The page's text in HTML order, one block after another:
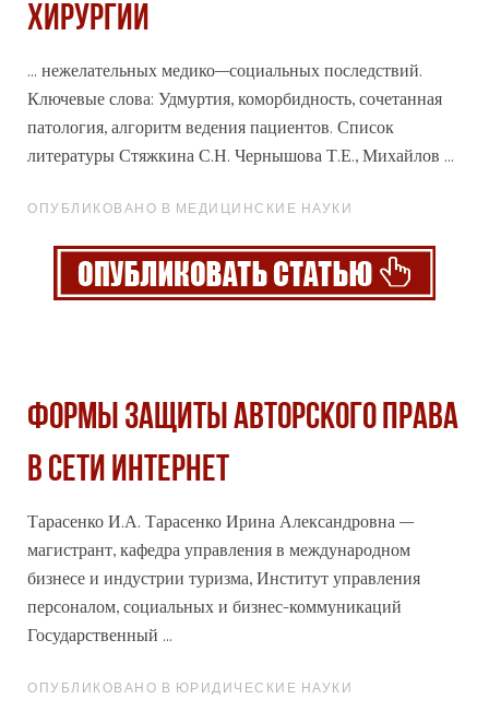
ХИРУРГИИ
... нежелательных медико–социальных последствий.
Ключевые слова: Удмуртия, коморбидность, сочетанная
патология, алгоритм ведения пациентов. Список
литературы Стяжкина С.Н. Чернышова Т.Е., Михайлов ...
ОПУБЛИКОВАНО В МЕДИЦИНСКИЕ НАУКИ
ФОРМЫ ЗАЩИТЫ АВТОРСКОГО ПРАВА
В СЕТИ ИНТЕРНЕТ
Тарасенко И.А. Тарасенко Ирина Александровна –
магистрант, кафедра управления в международном
бизнесе и индустрии туризма, Институт управления
персоналом, социальных и бизнес-коммуникаций
Государственный ...
ОПУБЛИКОВАНО В ЮРИДИЧЕСКИЕ НАУКИ